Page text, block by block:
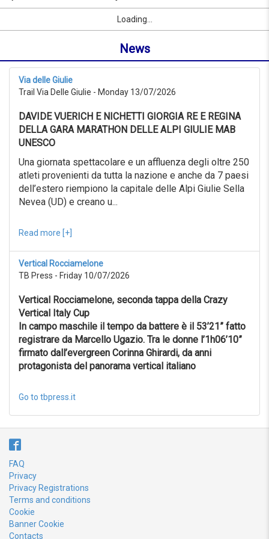
to
from
999KM
Advanced
search
Reset
from
08/07/2026
Advanced
search
Sport
Reset
City link
Loading...
News
Via delle Giulie
Trail Via Delle Giulie - Monday 13/07/2026
DAVIDE VUERICH E NICHETTI GIORGIA RE E REGINA
DELLA GARA MARATHON DELLE ALPI GIULIE MAB
UNESCO
Una giornata spettacolare e un affluenza degli oltre 250
atleti provenienti da tutta la nazione e anche da 7 paesi
dell’estero riempiono la capitale delle Alpi Giulie Sella
Nevea (UD) e creano u...
Read more [+]
Vertical Rocciamelone
TB Press - Friday 10/07/2026
Vertical Rocciamelone, seconda tappa della Crazy
Vertical Italy Cup
In campo maschile il tempo da battere è il 53’21” fatto
registrare da Marcello Ugazio. Tra le donne l’1h06’10”
firmato dall’evergreen Corinna Ghirardi, da anni
protagonista del panorama vertical italiano
Go to tbpress.it
FAQ
Privacy
Privacy Registrations
Terms and conditions
Cookie
Banner Cookie
Contacts